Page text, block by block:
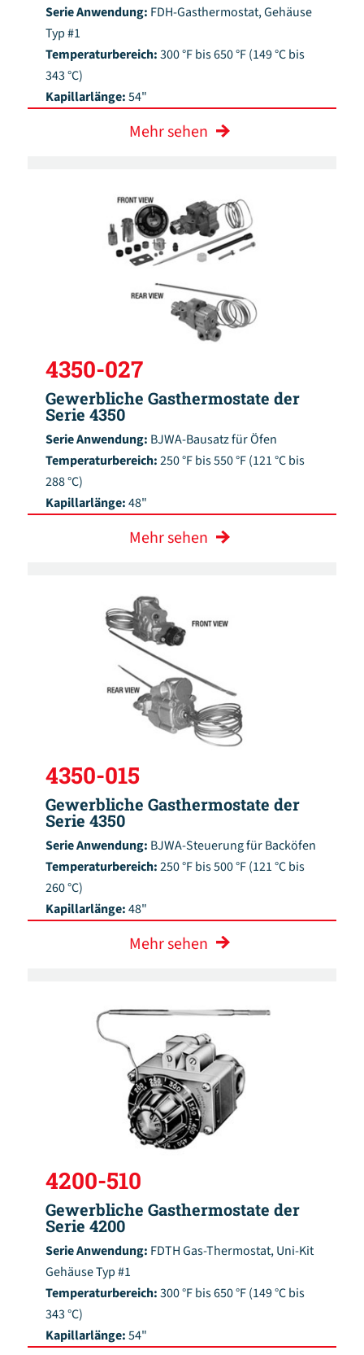
Serie Anwendung: FDH-Gasthermostat, Gehäuse
Typ #1
Temperaturbereich:300 °F bis 650 °F (149 °C bis
343 °C)
Kapillarlänge:54"
Mehr sehen
4350-027
Gewerbliche Gasthermostate der
Serie 4350
Serie Anwendung: BJWA-Bausatz für Öfen
Temperaturbereich:250 °F bis 550 °F (121 °C bis
288 °C)
Kapillarlänge:48"
Mehr sehen
4350-015
Gewerbliche Gasthermostate der
Serie 4350
Serie Anwendung: BJWA-Steuerung für Backöfen
Temperaturbereich:250 °F bis 500 °F (121 °C bis
260 °C)
Kapillarlänge:48"
Mehr sehen
4200-510
Gewerbliche Gasthermostate der
Serie 4200
Serie Anwendung: FDTH Gas-Thermostat, Uni-Kit
Gehäuse Typ #1
Temperaturbereich:300 °F bis 650 °F (149 °C bis
343 °C)
Kapillarlänge:54"